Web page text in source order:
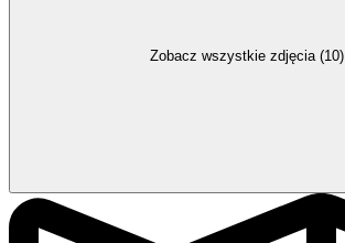
Zobacz wszystkie zdjęcia (10)